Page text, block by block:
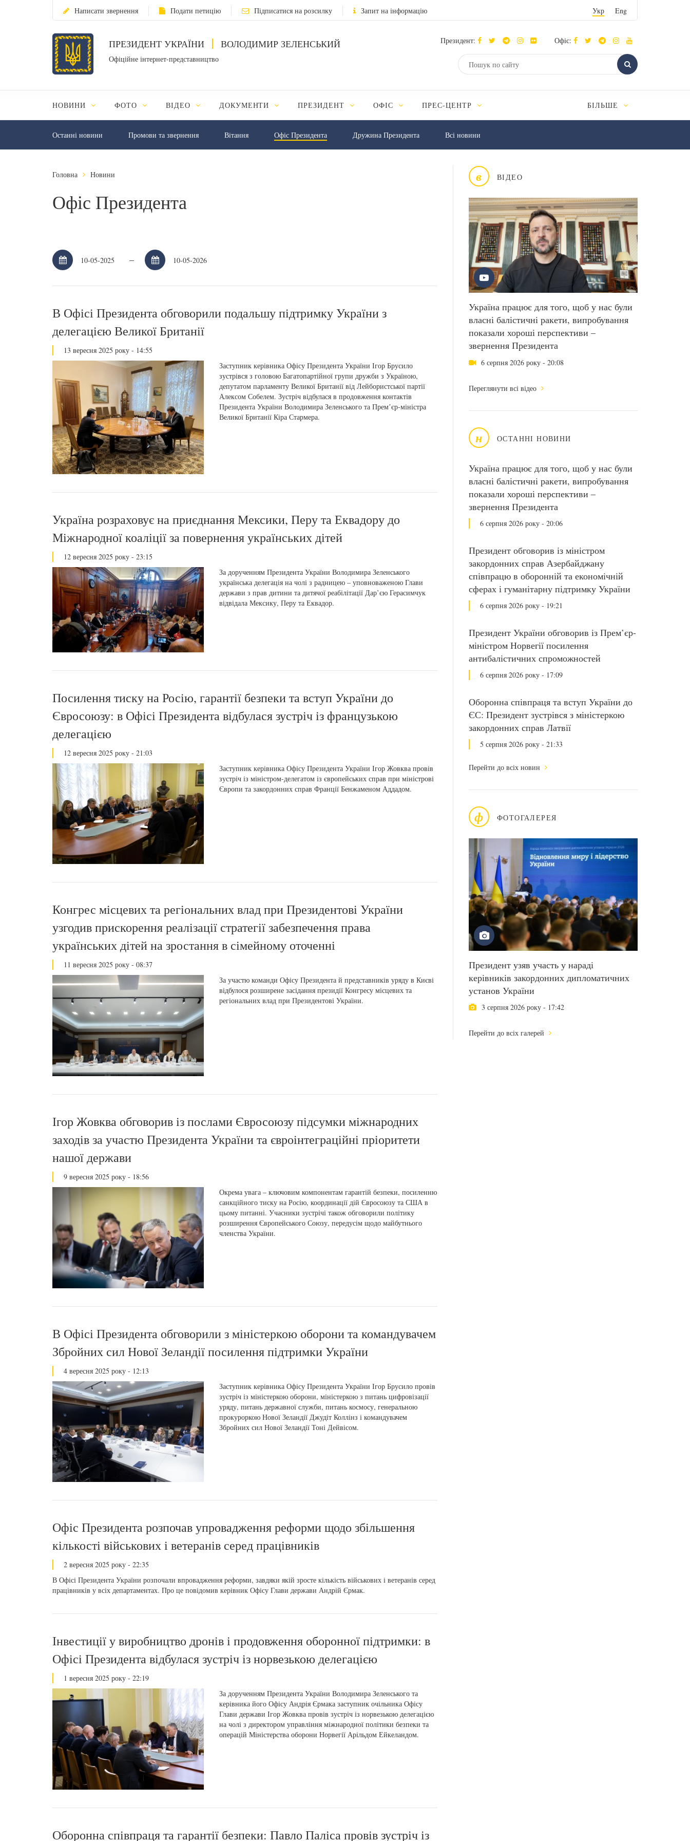
Написати звернення Подати петицію Підписатися на розсилку Запит на інформацію Укр Eng
ПРЕЗИДЕНТ УКРАЇНИ ВОЛОДИМИР ЗЕЛЕНСЬКИЙ
Офіційне інтернет-представництво
Президент: Офіс:
НОВИНИ ФОТО ВІДЕО ДОКУМЕНТИ ПРЕЗИДЕНТ ОФІС ПРЕС-ЦЕНТР БІЛЬШЕ
Останні новини Промови та звернення Вiтання Офіс Президента Дружина Президента Всі новини
в ВІДЕО
Україна працює для того, щоб у нас були
власні балістичні ракети, випробування
показали хороші перспективи –
звернення Президента
6 серпня 2026 року - 20:08
Переглянути всі відео
н ОСТАННІ НОВИНИ
Україна працює для того, щоб у нас були
власні балістичні ракети, випробування
показали хороші перспективи –
звернення Президента
6 серпня 2026 року - 20:06
Президент обговорив із міністром
закордонних справ Азербайджану
співпрацю в оборонній та економічній
сферах і гуманітарну підтримку України
6 серпня 2026 року - 19:21
Президент України обговорив із Прем’єр-
міністром Норвегії посилення
антибалістичних спроможностей
6 серпня 2026 року - 17:09
Оборонна співпраця та вступ України до
ЄС: Президент зустрівся з міністеркою
закордонних справ Латвії
5 серпня 2026 року - 21:33
Перейти до всіх новин
ф ФОТОГАЛЕРЕЯ
Президент узяв участь у нараді
керівників закордонних дипломатичних
установ України
3 серпня 2026 року - 17:42
Перейти до всіх галерей
Головна Новини
Офіс Президента
–
В Офісі Президента обговорили подальшу підтримку України з
делегацією Великої Британії
13 вересня 2025 року - 14:55
Заступник керівника Офісу Президента України Ігор Брусило
зустрівся з головою Багатопартійної групи дружби з Україною,
депутатом парламенту Великої Британії від Лейбористської партії
Алексом Собелем. Зустріч відбулася в продовження контактів
Президента України Володимира Зеленського та Премʼєр-міністра
Великої Британії Кіра Стармера.
Україна розраховує на приєднання Мексики, Перу та Еквадору до
Міжнародної коаліції за повернення українських дітей
12 вересня 2025 року - 23:15
За дорученням Президента України Володимира Зеленського
українська делегація на чолі з радницею – уповноваженою Глави
держави з прав дитини та дитячої реабілітації Дар’єю Герасимчук
відвідала Мексику, Перу та Еквадор.
Посилення тиску на Росію, гарантії безпеки та вступ України до
Євросоюзу: в Офісі Президента відбулася зустріч із французькою
делегацією
12 вересня 2025 року - 21:03
Заступник керівника Офісу Президента України Ігор Жовква провів
зустріч із міністром-делегатом із європейських справ при міністрові
Європи та закордонних справ Франції Бенжаменом Аддадом.
Конгрес місцевих та регіональних влад при Президентові України
узгодив прискорення реалізації стратегії забезпечення права
українських дітей на зростання в сімейному оточенні
11 вересня 2025 року - 08:37
За участю команди Офісу Президента й представників уряду в Києві
відбулося розширене засідання президії Конгресу місцевих та
регіональних влад при Президентові України.
Ігор Жовква обговорив із послами Євросоюзу підсумки міжнародних
заходів за участю Президента України та євроінтеграційні пріоритети
нашої держави
9 вересня 2025 року - 18:56
Окрема увага – ключовим компонентам гарантій безпеки, посиленню
санкційного тиску на Росію, координації дій Євросоюзу та США в
цьому питанні. Учасники зустрічі також обговорили політику
розширення Європейського Союзу, передусім щодо майбутнього
членства України.
В Офісі Президента обговорили з міністеркою оборони та командувачем
Збройних сил Нової Зеландії посилення підтримки України
4 вересня 2025 року - 12:13
Заступник керівника Офісу Президента України Ігор Брусило провів
зустріч із міністеркою оборони, міністеркою з питань цифровізації
уряду, питань державної служби, питань космосу, генеральною
прокуроркою Нової Зеландії Джудіт Коллінз і командувачем
Збройних сил Нової Зеландії Тоні Дейвісом.
Офіс Президента розпочав упровадження реформи щодо збільшення
кількості військових і ветеранів серед працівників
2 вересня 2025 року - 22:35
В Офісі Президента України розпочали впровадження реформи, завдяки якій зросте кількість військових і ветеранів серед
працівників у всіх департаментах. Про це повідомив керівник Офісу Глави держави Андрій Єрмак.
Інвестиції у виробництво дронів і продовження оборонної підтримки: в
Офісі Президента відбулася зустріч із норвезькою делегацією
1 вересня 2025 року - 22:19
За дорученням Президента України Володимира Зеленського та
керівника його Офісу Андрія Єрмака заступник очільника Офісу
Глави держави Ігор Жовква провів зустріч із норвезькою делегацією
на чолі з директором управління міжнародної політики безпеки та
операцій Міністерства оборони Норвегії Арільдом Ейкеландом.
Оборонна співпраця та гарантії безпеки: Павло Паліса провів зустріч із